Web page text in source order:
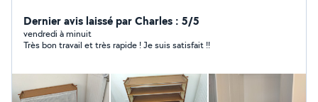
Dernier avis laissé par Charles : 5/5
vendredi à minuit
Très bon travail et très rapide ! Je suis satisfait !!